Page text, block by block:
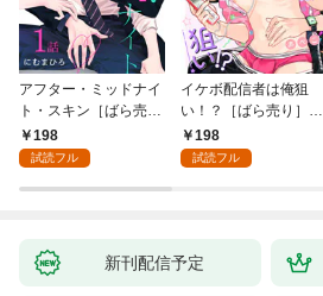
アフター・ミッドナイ
ト・スキン［ばら売
り］ 第1話
198
試読フル
イケボ配信者は俺狙
い！？［ばら売り］
第1話
198
試読フル
新刊配信予定